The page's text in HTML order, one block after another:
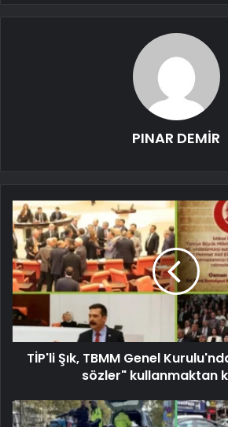
PINAR DEMİR
TİP'li Şık, TBMM Genel
sözler" kullanmaktan